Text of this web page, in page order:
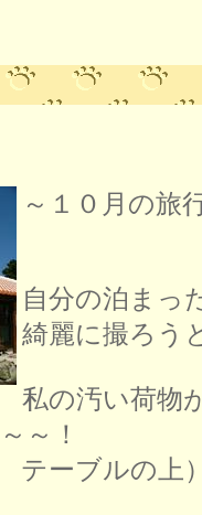
～１０月の旅
自分の泊まっ
綺麗に撮ろう
私の汚い荷
～！
ーブルの上